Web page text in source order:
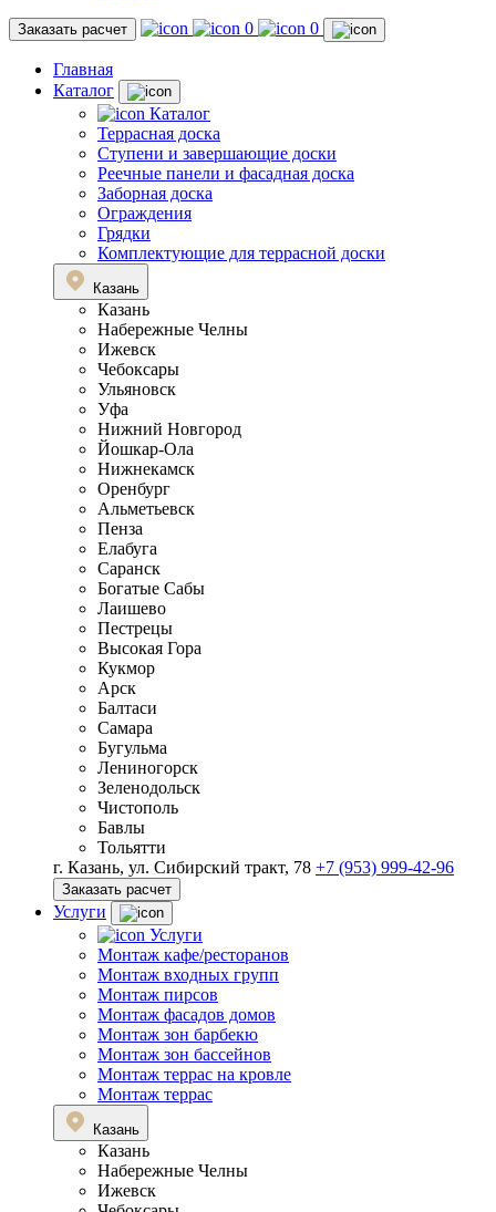
Заказать расчет 0 0
Главная
Каталог
Каталог
Террасная доска
Ступени и завершающие доски
Реечные панели и фасадная доска
Заборная доска
Ограждения
Грядки
Комплектующие для террасной доски
Казань
Казань
Набережные Челны
Ижевск
Чебоксары
Ульяновск
Уфа
Нижний Новгород
Йошкар-Ола
Нижнекамск
Оренбург
Альметьевск
Пенза
Елабуга
Саранск
Богатые Сабы
Лаишево
Пестрецы
Высокая Гора
Кукмор
Арск
Балтаси
Самара
Бугульма
Лениногорск
Зеленодольск
Чистополь
Бавлы
Тольятти
г. Казань, ул. Сибирский тракт, 78 +7 (953) 999-42-96
Заказать расчет
Услуги
Услуги
Монтаж кафе/ресторанов
Монтаж входных групп
Монтаж пирсов
Монтаж фасадов домов
Монтаж зон барбекю
Монтаж зон бассейнов
Монтаж террас на кровле
Монтаж террас
Казань
Казань
Набережные Челны
Ижевск